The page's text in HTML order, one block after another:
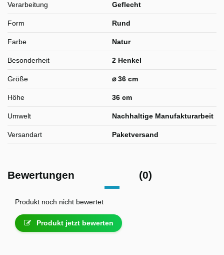
Verarbeitung Geflecht
Form Rund
Farbe Natur
Besonderheit 2 Henkel
Größe ⌀ 36 cm
Höhe 36 cm
Umwelt Nachhaltige Manufakturarbeit
Versandart Paketversand
Bewertungen (0)
Produkt noch nicht bewertet
Produkt jetzt bewerten